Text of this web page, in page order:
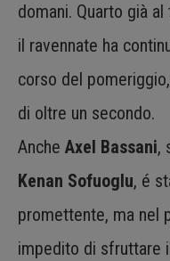
domani. Quarto già
il ravennate ha
corso del
di oltre un secondo.
Anche Axel Bassani,
Kenan Sofuoglu, é
promettente, ma nel
impedito di sfruttare